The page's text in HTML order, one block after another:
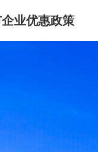
业优惠政策